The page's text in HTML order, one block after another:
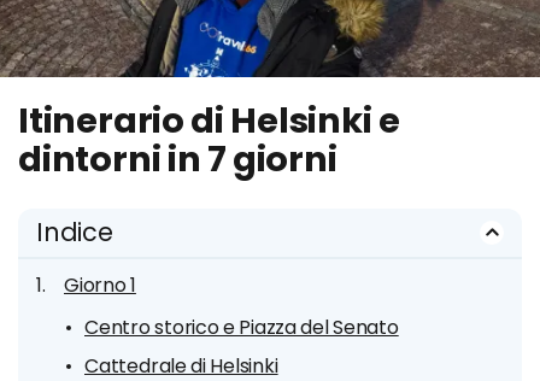
Itinerario di Helsinki e
dintorni in 7 giorni
Indice
Giorno 1
Centro storico e Piazza del Senato
Cattedrale di Helsinki